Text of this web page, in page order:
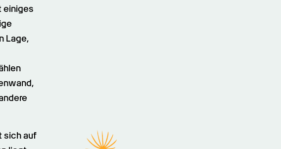
einiges
Lage,
sich auf